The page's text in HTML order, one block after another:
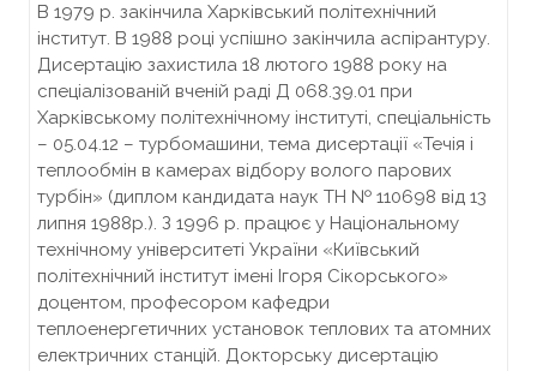
В 1979 р. закінчила Харківський політехнічний
інститут. В 1988 році успішно закінчила аспірантуру.
Дисертацію захистила 18 лютого 1988 року на
спеціалізованій вченій раді Д 068.39.01 при
Харківському політехнічному інституті, спеціальність
– 05.04.12 – турбомашини, тема дисертації «Течія і
теплообмін в камерах відбору волого парових
турбін» (диплом кандидата наук ТН № 110698 від 13
липня 1988р.). З 1996 р. працює у Національному
технічному університеті України «Київський
політехнічний інститут імені Ігоря Сікорського»
доцентом, професором кафедри
теплоенергетичних установок теплових та атомних
електричних станцій. Докторську дисертацію